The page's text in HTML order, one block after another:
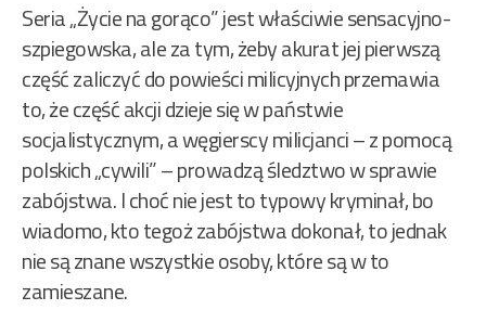
Seria „Życie na gorąco” jest właściwie sensacyjno-
szpiegowska, ale za tym, żeby akurat jej pierwszą
część zaliczyć do powieści milicyjnych przemawia
to, że część akcji dzieje się w państwie
socjalistycznym, a węgierscy milicjanci – z pomocą
polskich „cywili” – prowadzą śledztwo w sprawie
zabójstwa. I choć nie jest to typowy kryminał, bo
wiadomo, kto tegoż zabójstwa dokonał, to jednak
nie są znane wszystkie osoby, które są w to
zamieszane.